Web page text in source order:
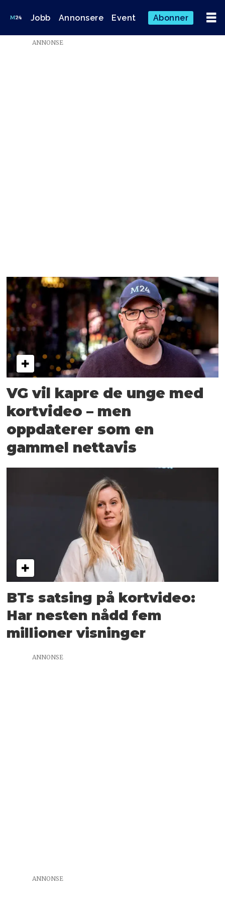
Jobb Annonsere Event Abonner
Emne:
ANNONSE
VG vil kapre de unge med
kortvideo – men
oppdaterer som en
gammel nettavis
BTs satsing på kortvideo:
Har nesten nådd fem
millioner visninger
ANNONSE
ANNONSE